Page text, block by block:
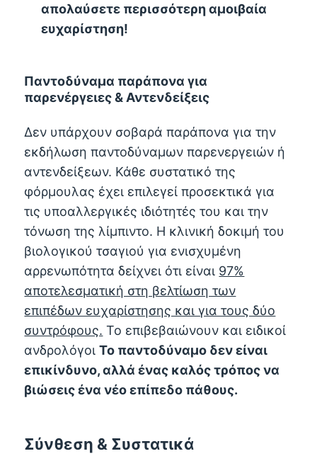
απολαύσετε περισσότερη αμοιβαία
ευχαρίστηση!
Παντοδύναμα παράπονα για
παρενέργειες & Αντενδείξεις
Δεν υπάρχουν σοβαρά παράπονα για την
εκδήλωση παντοδύναμων παρενεργειών ή
αντενδείξεων. Κάθε συστατικό της
φόρμουλας έχει επιλεγεί προσεκτικά για
τις υποαλλεργικές ιδιότητές του και την
τόνωση της λίμπιντο. Η κλινική δοκιμή του
βιολογικού τσαγιού για ενισχυμένη
αρρενωπότητα δείχνει ότι είναι 97%
αποτελεσματική στη βελτίωση των
επιπέδων ευχαρίστησης και για τους δύο
συντρόφους. Το επιβεβαιώνουν και ειδικοί
ανδρολόγοιΤο παντοδύναμο δεν είναι
επικίνδυνο, αλλά ένας καλός τρόπος να
βιώσεις ένα νέο επίπεδο πάθους.
Σύνθεση & Συστατικά